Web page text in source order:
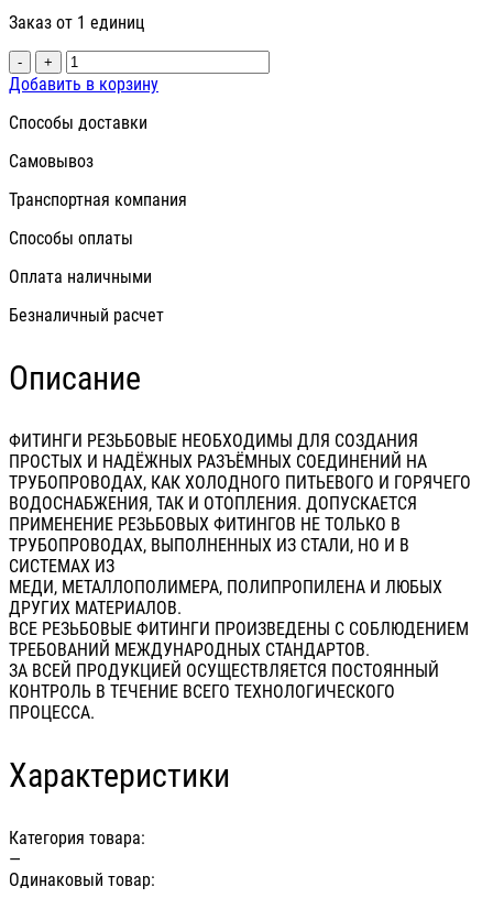
Заказ от 1 единиц
- +
Добавить в корзину
Способы доставки
Самовывоз
Транспортная компания
Способы оплаты
Оплата наличными
Безналичный расчет
Описание
ФИТИНГИ РЕЗЬБОВЫЕ НЕОБХОДИМЫ ДЛЯ СОЗДАНИЯ
ПРОСТЫХ И НАДЁЖНЫХ РАЗЪЁМНЫХ СОЕДИНЕНИЙ НА
ТРУБОПРОВОДАХ, КАК ХОЛОДНОГО ПИТЬЕВОГО И ГОРЯЧЕГО
ВОДОСНАБЖЕНИЯ, ТАК И ОТОПЛЕНИЯ. ДОПУСКАЕТСЯ
ПРИМЕНЕНИЕ РЕЗЬБОВЫХ ФИТИНГОВ НЕ ТОЛЬКО В
ТРУБОПРОВОДАХ, ВЫПОЛНЕННЫХ ИЗ СТАЛИ, НО И В
СИСТЕМАХ ИЗ
МЕДИ, МЕТАЛЛОПОЛИМЕРА, ПОЛИПРОПИЛЕНА И ЛЮБЫХ
ДРУГИХ МАТЕРИАЛОВ.
ВСЕ РЕЗЬБОВЫЕ ФИТИНГИ ПРОИЗВЕДЕНЫ С СОБЛЮДЕНИЕМ
ТРЕБОВАНИЙ МЕЖДУНАРОДНЫХ СТАНДАРТОВ.
ЗА ВСЕЙ ПРОДУКЦИЕЙ ОСУЩЕСТВЛЯЕТСЯ ПОСТОЯННЫЙ
КОНТРОЛЬ В ТЕЧЕНИЕ ВСЕГО ТЕХНОЛОГИЧЕСКОГО
ПРОЦЕССА.
Характеристики
Категория товара:
—
Одинаковый товар: